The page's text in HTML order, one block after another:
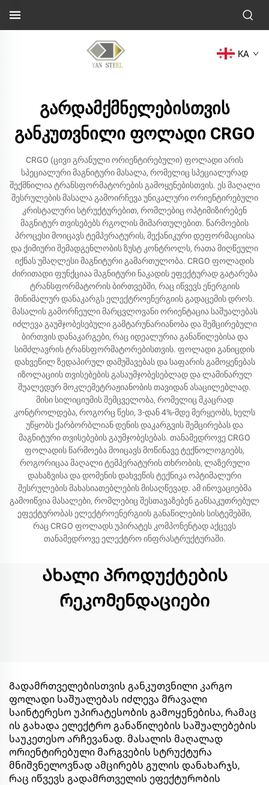
KA
გარდამქმნელებისთვის
განკუთვნილი ფოლადი CRGO
CRGO (ცივი გრანული ორიენტირებული) ფოლადი არის
სპეციალური მაგნიტური მასალა, რომელიც სპეციალურად
შექმნილია ტრანსფორმატორების გამოყენებისთვის. ეს მაღალი
შესრულების მასალა გამოირჩევა უნიკალური ორიენტირებული
კრისტალური სტრუქტურებით, რომლებიც ოპტიმიზირებენ
მაგნიტურ თვისებებს რგოლის მიმართულებით. წარმოების
პროცესი მოიცავს ტემპერატურის, მექანიკური დეფორმაციისა
და ქიმიური შემადგენლობის ზუსტ კონტროლს, რათა მიღწეული
იქნას უმაღლესი მაგნიტური გამართულობა. CRGO ფოლადის
ძირითადი ფუნქციაა მაგნიტური ნაკადის ეფექტურად გატარება
ტრანსფორმატორის ბირთვებში, რაც იწვევს ენერგიის
მინიმალურ დანაკარგს ელექტროენერგიის გადაცემის დროს.
მასალის გამორჩეული მარცვლოვანი ორიენტაცია საშუალებას
იძლევა გაუმჯობესებული გამტარუნარიანობა და შემცირებული
ბირთვის დანაკარგები, რაც იდეალურია განაწილებისა და
სიმძლავრის ტრანსფორმატორებისთვის. ფოლადი განიცდის
დახვეწილ ზედაპირულ დამუშავებას და საფარის გამოყენებას
იზოლაციის თვისებების გასაუმჯობესებლად და ლამინარულ
შუალედურ მოკლემეტრაჟიანობის თავიდან ასაცილებლად.
მისი სილიციუმის შემცველობა, რომელიც მკაცრად
კონტროლდება, როგორც წესი, 3-დან 4%-მდე მერყეობს, ხელს
უწყობს ქარბორბლიან დენის დაკარგვის შემცირებას და
მაგნიტური თვისებების გაუმჯობესებას. თანამედროვე CRGO
ფოლადის წარმოება მოიცავს მოწინავე ტექნოლოგიებს,
როგორიცაა მაღალი ტემპერატურის თხრობის, ლაზერული
დახაზვისა და დომენის დახვეწის ტექნიკა ოპტიმალური
შესრულების მახასიათებლების მისაღწევად. ამ ინოვაციებმა
გამოიწვია მასალები, რომლებიც შესთავაზებენ განსაკუთრებულ
ეფექტურობას ელექტროენერგიის განაწილების სისტემებში,
რაც CRGO ფოლადს უპირატეს კომპონენტად აქცევს
თანამედროვე ელექტრო ინფრასტრუქტურაში.
Ახალი პროდუქტების
რეკომენდაციები
Გადამრთველებისთვის განკუთვნილი კარგო
ფოლადი საშუალებას იძლევა მრავალი
საინტერესო უპირატესობის გამოყენებისა, რამაც
ის გახადა ელექტრო განაწილების საშუალებების
საუკეთესო არჩევანად. მასალის მაღალად
ორიენტირებული მარგვების სტრუქტურა
მნიშვნელოვნად ამცირებს გულის დანახარჯს,
რაც იწვევს გადამრთველის ეფექტურობის